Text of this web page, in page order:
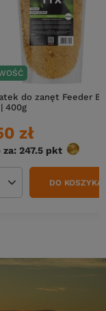
do zanęt Feeder
400g
zł
za: 247.5 pkt punktów
produktówDO KOSZYKA